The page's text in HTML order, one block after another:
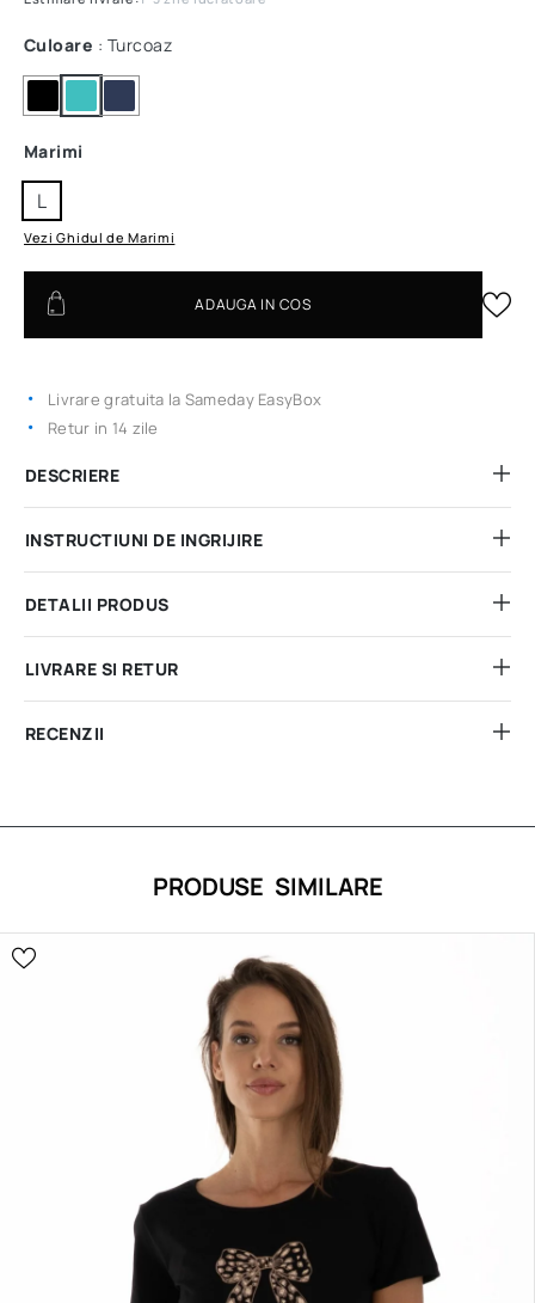
Culoare : Turcoaz
Marimi
L
Vezi Ghidul de Marimi
ADAUGA IN COS
Livrare gratuita la Sameday EasyBox
Retur in 14 zile
DESCRIERE
INSTRUCTIUNI DE INGRIJIRE
DETALII PRODUS
LIVRARE SI RETUR
RECENZII
PRODUSE SIMILARE